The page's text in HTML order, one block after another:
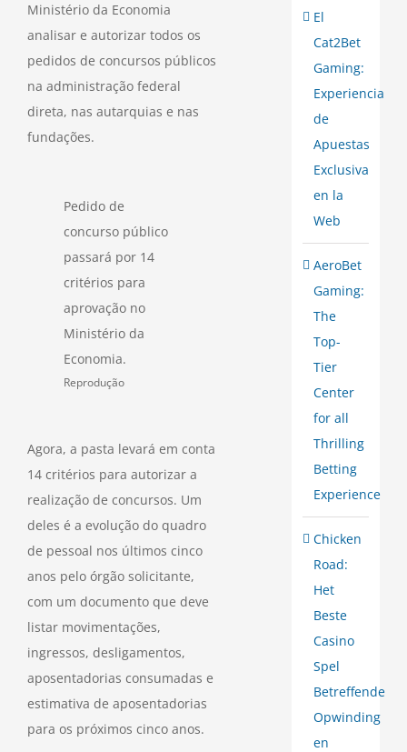
Ministério da Economia
analisar e autorizar todos os
pedidos de concursos públicos
na administração federal
direta, nas autarquias e nas
fundações.
Pedido de
concurso público
passará por 14
critérios para
aprovação no
Ministério da
Economia.
Reprodução
Agora, a pasta levará em conta
14 critérios para autorizar a
realização de concursos. Um
deles é a evolução do quadro
de pessoal nos últimos cinco
anos pelo órgão solicitante,
com um documento que deve
listar movimentações,
ingressos, desligamentos,
aposentadorias consumadas e
estimativa de aposentadorias
para os próximos cinco anos.
El
Cat2Bet
Gaming:
Experiencia
de
Apuestas
Exclusiva
en la
Web
AeroBet
Gaming:
The
Top-
Tier
Center
for all
Thrilling
Betting
Experience
Chicken
Road:
Het
Beste
Casino
Spel
Betreffende
Opwinding
en